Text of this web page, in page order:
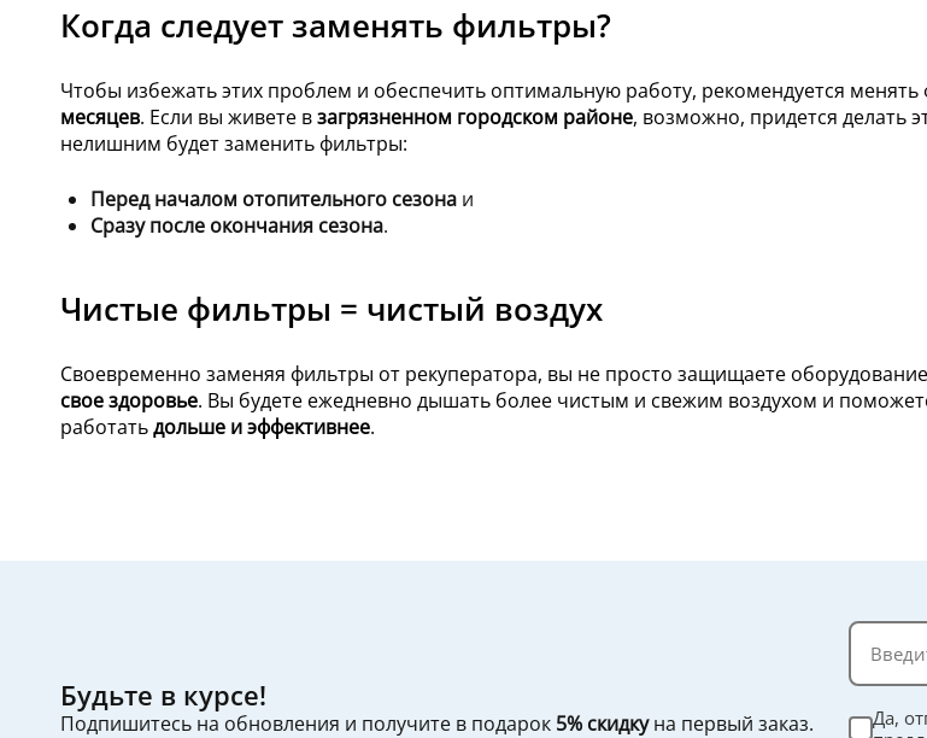
Когда следует заменять фильтры?
Чтобы избежать этих проблем и обеспечить оптимальную работу, рекомендуется менять
месяцев. Если вы живете взагрязненном городском районе, возможно, придется делать
нелишним будет заменить фильтры:
Перед началом отопительного сезона и
Сразу после окончания сезона.
Чистые фильтры = чистый воздух
Своевременно заменяя фильтры от рекуператора, вы не просто защищаете
свое здоровье. Вы будете ежедневно дышать более чистым и свежим воздухом и
работатьдольше и эффективнее.
Будьте в курсе!
Подпишитесь на обновления и получите в подарок 5% скидкуна первый заказ.
Да,